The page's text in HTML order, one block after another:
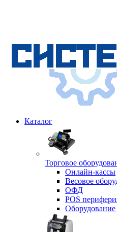
Каталог
Торговое
Онлайн-кассы
Весовое
ОФД
POS